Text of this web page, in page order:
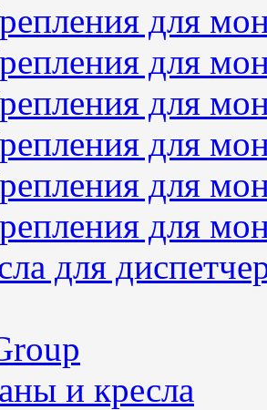
для
для
для
для
для
для
для
и кресла